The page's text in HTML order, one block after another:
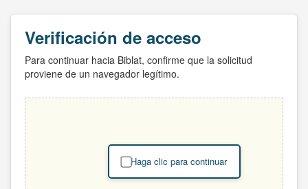
Verificación de acceso
Para continuar hacia Biblat, confirme que la solicitud
proviene de un navegador legítimo.
Haga clic para continuar